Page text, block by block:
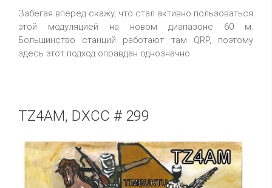
Забегая вперед скажу, что стал активно пользоваться
этой модуляцией на новом диапазоне 60 м.
Большинство станций работают там QRP, поэтому
здесь этот подход оправдан однозначно.
TZ4AM, DXCC # 299